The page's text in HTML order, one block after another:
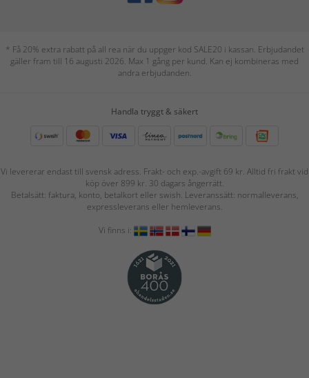
* Få 20% extra rabatt på all rea när du uppger kod SALE20 i kassan. Erbjudandet
gäller fram till 16 augusti 2026. Max 1 gång per kund. Kan ej kombineras med
andra erbjudanden.
Handla tryggt & säkert
Vi levererar endast till svensk adress. Frakt- och exp.-avgift 69 kr. Alltid fri frakt vid
köp över 899 kr. 30 dagars ångerrätt.
Betalsätt: faktura, konto, betalkort eller swish. Leveranssätt: normalleverans,
expressleverans eller hemleverans.
Vi finns i: